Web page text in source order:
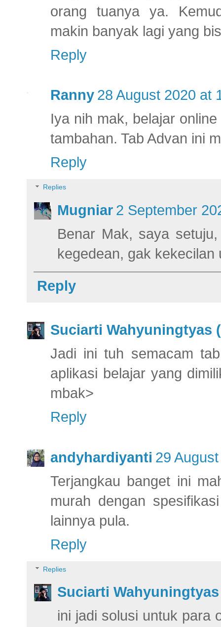
orang tuanya ya.
makin banyak lagi yang
Reply
Ranny 28 August 2020 at
Iya nih mak, belajar
tambahan. Tab Advan ini
Reply
Replies
Mugniar 2 September
Benar Mak, saya
kegedean, gak kekecilan
Reply
Suciarti Wahyuningtyas
Jadi ini tuh semacam
aplikasi belajar yang
mbak>
Reply
andyhardiyanti 29
Terjangkau banget ini
murah dengan
lainnya pula.
Reply
Replies
Suciarti
ini jadi solusi untuk para